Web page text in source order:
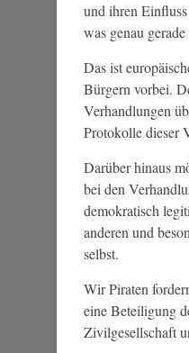
und ihren
was genau
Das ist
Bürgern vorbei.
Verhandlungen
Protokolle dieser
Darüber hinaus
bei den
demokratisch
anderen und
selbst.
Wir Piraten
eine Beteiligung
Zivilgesellschaft